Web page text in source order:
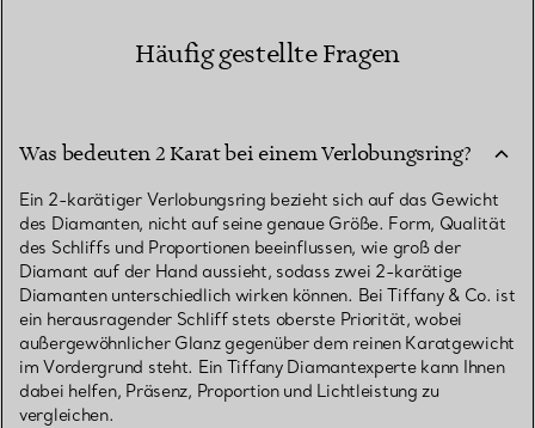
Häufig gestellte Fragen
Was bedeuten 2 Karat bei einem Verlobungsring?
Ein 2-karätiger Verlobungsring bezieht sich auf das Gewicht
des Diamanten, nicht auf seine genaue Größe. Form, Qualität
des Schliffs und Proportionen beeinflussen, wie groß der
Diamant auf der Hand aussieht, sodass zwei 2-karätige
Diamanten unterschiedlich wirken können. Bei Tiffany & Co. ist
ein herausragender Schliff stets oberste Priorität, wobei
außergewöhnlicher Glanz gegenüber dem reinen Karatgewicht
im Vordergrund steht. Ein Tiffany Diamantexperte kann Ihnen
dabei helfen, Präsenz, Proportion und Lichtleistung zu
vergleichen.